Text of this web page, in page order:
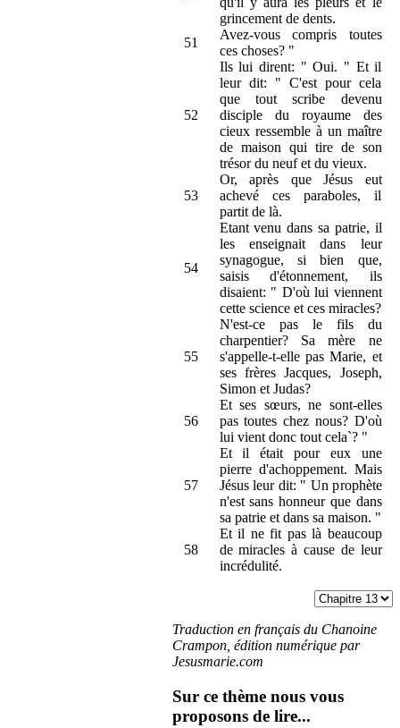
grincement de dents.
51
Avez-vous compris toutes
ces choses? "
52
Ils lui dirent: " Oui. " Et il
leur dit: " C'est pour cela
que tout scribe devenu
disciple du royaume des
cieux ressemble à un maître
de maison qui tire de son
trésor du neuf et du vieux.
53
Or, après que Jésus eut
achevé ces paraboles, il
partit de là.
54
Etant venu dans sa patrie, il
les enseignait dans leur
synagogue, si bien que,
saisis d'étonnement, ils
disaient: " D'où lui viennent
cette science et ces miracles?
55
N'est-ce pas le fils du
charpentier? Sa mère ne
s'appelle-t-elle pas Marie, et
ses frères Jacques, Joseph,
Simon et Judas?
56
Et ses sœurs, ne sont-elles
pas toutes chez nous? D'où
lui vient donc tout cela`? "
57
Et il était pour eux une
pierre d'achoppement. Mais
Jésus leur dit: " Un prophète
n'est sans honneur que dans
sa patrie et dans sa maison. "
58
Et il ne fit pas là beaucoup
de miracles à cause de leur
incrédulité.
Traduction en français du Chanoine
Crampon, édition numérique par
Jesusmarie.com
Sur ce thème nous vous
proposons de lire...